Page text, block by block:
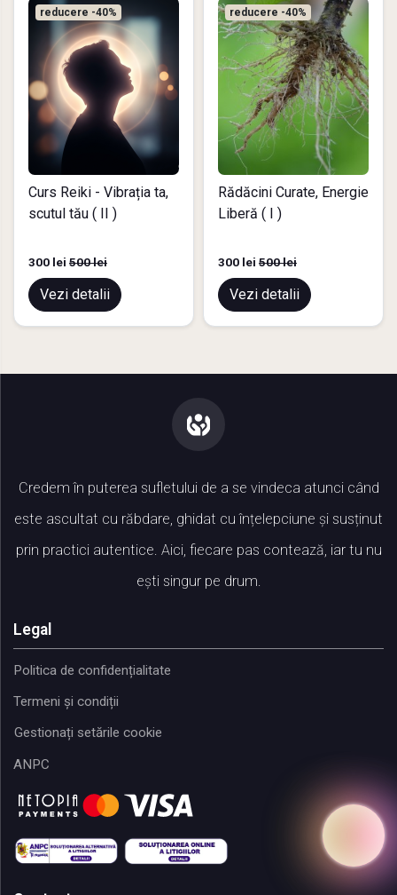
reducere -40%
Curs Reiki - Vibrația ta,
scutul tău ( II )
300 lei 500 lei
Vezi detalii
reducere -40%
Rădăcini Curate, Energie
Liberă ( I )
300 lei 500 lei
Vezi detalii
Legal
Politica de confidențialitate
Termeni și condiții
Gestionați setările cookie
ANPC
Credem în puterea sufletului de a se vindeca atunci când
este ascultat cu răbdare, ghidat cu înțelepciune și susținut
prin practici autentice. Aici, fiecare pas contează, iar tu nu
ești singur pe drum.